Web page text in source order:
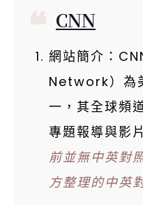
CNN
網站簡介：
Network）為
一，其全球頻
專題報導與影
前並無中英對
方整理的中英